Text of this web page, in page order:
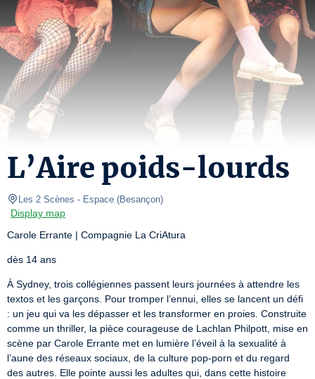
L’Aire poids-lourds
Les 2 Scènes - Espace (Besançon)
Display map
Carole Errante | Compagnie La CriAtura
dès 14 ans
À Sydney, trois collégiennes passent leurs journées à attendre les
textos et les garçons. Pour tromper l’ennui, elles se lancent un défi
: un jeu qui va les dépasser et les transformer en proies. Construite
comme un thriller, la pièce courageuse de Lachlan Philpott, mise en
scène par Carole Errante met en lumière l’éveil à la sexualité à
l’aune des réseaux sociaux, de la culture pop-porn et du regard
des autres. Elle pointe aussi les adultes qui, dans cette histoire